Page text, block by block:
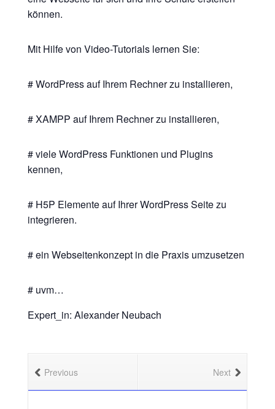
können.
Mit Hilfe von Video-Tutorials lernen Sie:
# WordPress auf Ihrem Rechner zu installieren,
# XAMPP auf Ihrem Rechner zu installieren,
# viele WordPress Funktionen und Plugins
kennen,
# H5P Elemente auf Ihrer WordPress Seite zu
integrieren.
# ein Webseitenkonzept in die Praxis umzusetzen
# uvm…
Expert_in: Alexander Neubach
Next
Previous